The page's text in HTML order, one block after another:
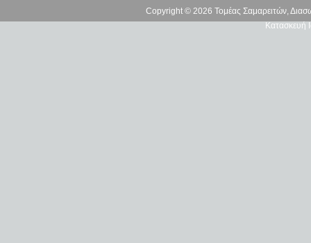
Copyright © 2026 Τομέας Σαμαρειτών,
Κατασκευή